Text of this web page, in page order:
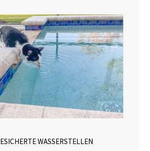
WASSERSTELLEN